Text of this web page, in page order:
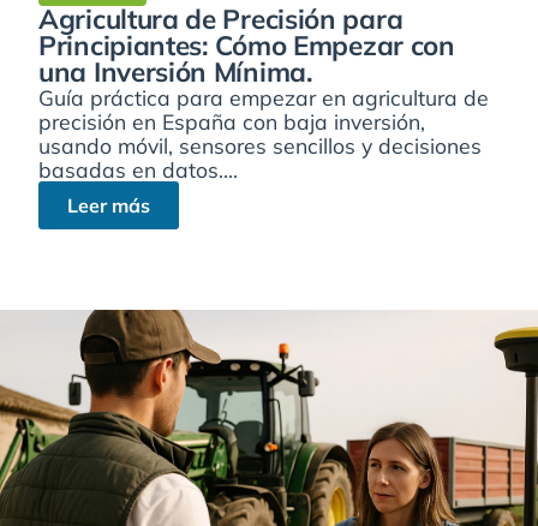
Agricultura de Precisión para
Principiantes: Cómo Empezar con
una Inversión Mínima.
Guía práctica para empezar en agricultura de
precisión en España con baja inversión,
usando móvil, sensores sencillos y decisiones
basadas en datos....
Leer más